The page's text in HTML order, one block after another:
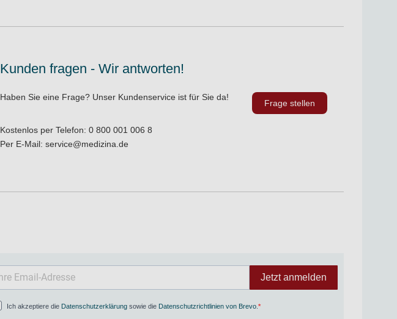
Kunden fragen - Wir antworten!
Haben Sie eine Frage? Unser Kundenservice ist für Sie da!
Kostenlos per Telefon:0 800 001 006 8
Per E-Mail:service@medizina.de
Frage stellen
Jetzt anmelden
Ich akzeptiere die Datenschutzerklärung sowie die Datenschutzrichtlinien von Brevo